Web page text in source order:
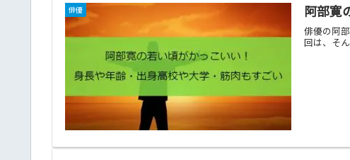
俳優 阿部寛
俳優の阿
回は、そ